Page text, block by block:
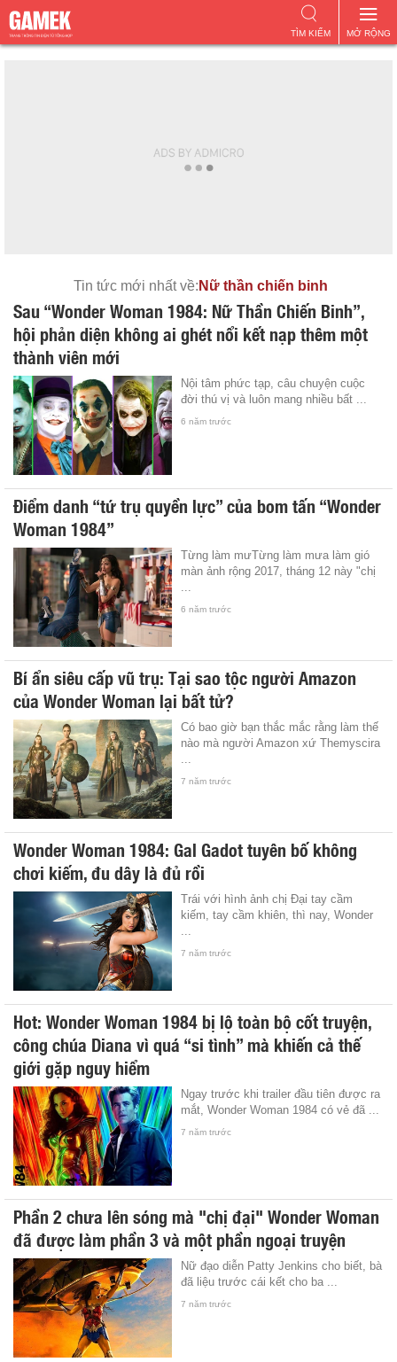
MỞ RỘNG
TÌM KIẾM
Tin tức mới nhất về: Nữ thần chiến binh
Sau “Wonder Woman 1984: Nữ Thần Chiến Binh”,
hội phản diện không ai ghét nổi kết nạp thêm một
thành viên mới
Nội tâm phức tạp, câu chuyện cuộc
đời thú vị và luôn mang nhiều bất ...
6 năm trước
Điểm danh “tứ trụ quyền lực” của bom tấn “Wonder
Woman 1984”
Từng làm mưTừng làm mưa làm gió
màn ảnh rộng 2017, tháng 12 này "chị
6 năm trước
Bí ẩn siêu cấp vũ trụ: Tại sao tộc người Amazon
của Wonder Woman lại bất tử?
Có bao giờ bạn thắc mắc rằng làm thế
nào mà người Amazon xứ Themyscira
7 năm trước
Wonder Woman 1984: Gal Gadot tuyên bố không
chơi kiếm, đu dây là đủ rồi
Trái với hình ảnh chị Đại tay cầm
kiếm, tay cầm khiên, thì nay, Wonder
7 năm trước
Hot: Wonder Woman 1984 bị lộ toàn bộ cốt truyện,
công chúa Diana vì quá “si tình” mà khiến cả thế
giới gặp nguy hiểm
Ngay trước khi trailer đầu tiên được ra
mắt, Wonder Woman 1984 có vẻ đã ...
7 năm trước
Phần 2 chưa lên sóng mà "chị đại" Wonder Woman
đã được làm phần 3 và một phần ngoại truyện
Nữ đạo diễn Patty Jenkins cho biết, bà
đã liệu trước cái kết cho ba ...
7 năm trước